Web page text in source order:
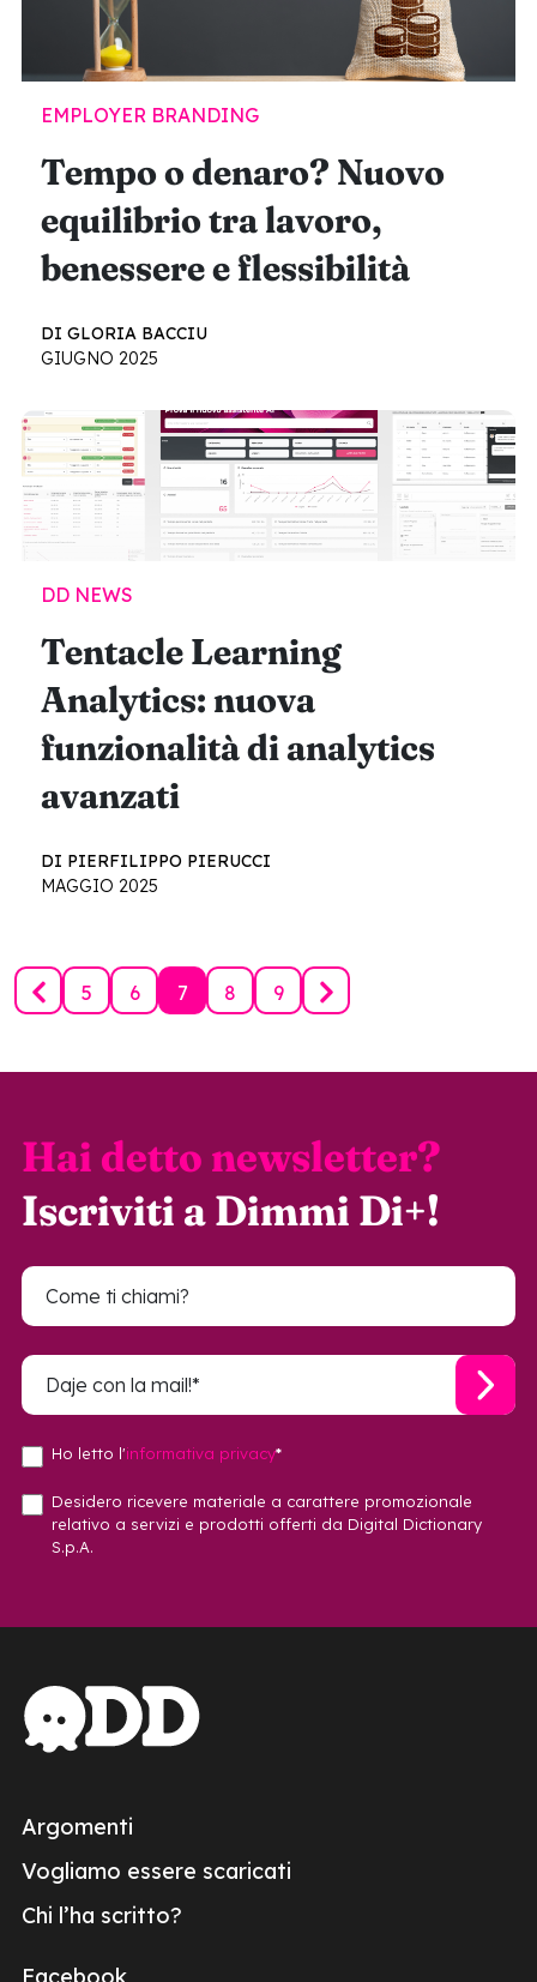
EMPLOYER BRANDING
Tempo o denaro? Nuovo
equilibrio tra lavoro,
benessere e flessibilità
DI GLORIA BACCIU
GIUGNO 2025
DD NEWS
Tentacle Learning
Analytics: nuova
funzionalità di analytics
avanzati
DI PIERFILIPPO PIERUCCI
MAGGIO 2025
5 6 7 8 9
Hai detto newsletter?
Iscriviti a Dimmi Di+!
Ho letto l'informativa privacy*
Desidero ricevere materiale a carattere promozionale
relativo a servizi e prodotti offerti da Digital Dictionary
S.p.A.
Argomenti
Vogliamo essere scaricati
Chi l’ha scritto?